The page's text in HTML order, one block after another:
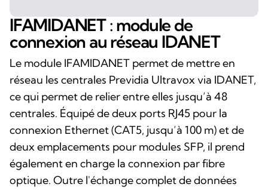
IFAMIDANET : module de
connexion au réseau IDANET
Le module IFAMIDANET permet de mettre en
réseau les centrales Previdia Ultravox via IDANET,
ce qui permet de relier entre elles jusqu’à 48
centrales. Équipé de deux ports RJ45 pour la
connexion Ethernet (CAT5, jusqu’à 100 m) et de
deux emplacements pour modules SFP, il prend
également en charge la connexion par fibre
optique. Outre l'échange complet de données